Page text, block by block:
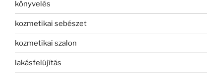
könyvelés
kozmetikai sebészet
kozmetikai szalon
lakásfelújítás